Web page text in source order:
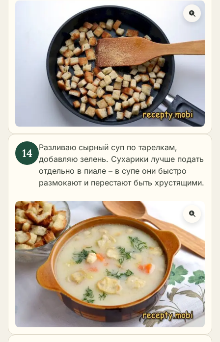
Разливаю сырный суп по тарелкам,
добавляю зелень. Сухарики лучше подать
отдельно в пиале – в супе они быстро
размокают и перестают быть хрустящими.